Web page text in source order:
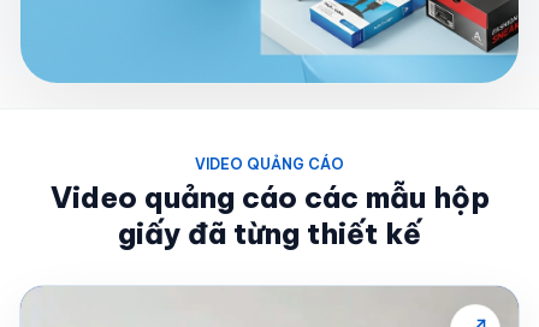
VIDEO QUẢNG CÁO
Video quảng cáo các mẫu hộp
giấy đã từng thiết kế